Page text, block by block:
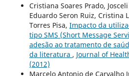
Cristiana Soares Prado,
Eduardo Seron Ruiz, Cristina
Torres Pisa, Impacto da
tipo SMS (Short Message
adesão ao tratamento de
da literatura , Journal of
(2012)
Marcelo Antonio de Carvalho